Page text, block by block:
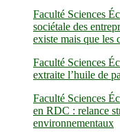
Faculté Sciences
sociétale des
existe mais que les
Faculté Sciences
extraite l’huile de
Faculté Sciences
en RDC : relance
environnementaux